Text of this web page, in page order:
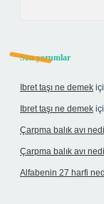
Son yorumlar
Ibret taşı ne demek
Ibret taşı ne demek
Çarpma balık avı
Çarpma balık avı
Alfabenin 27 harfi